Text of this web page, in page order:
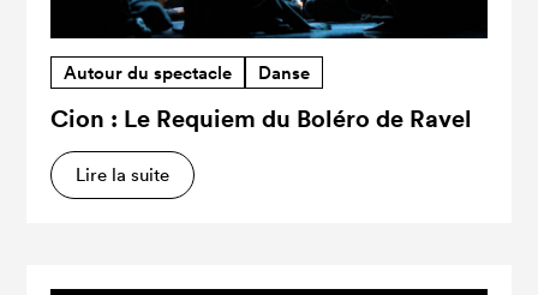
Autour du spectacle Danse
Cion : Le Requiem du Boléro de Ravel
Lire la suite